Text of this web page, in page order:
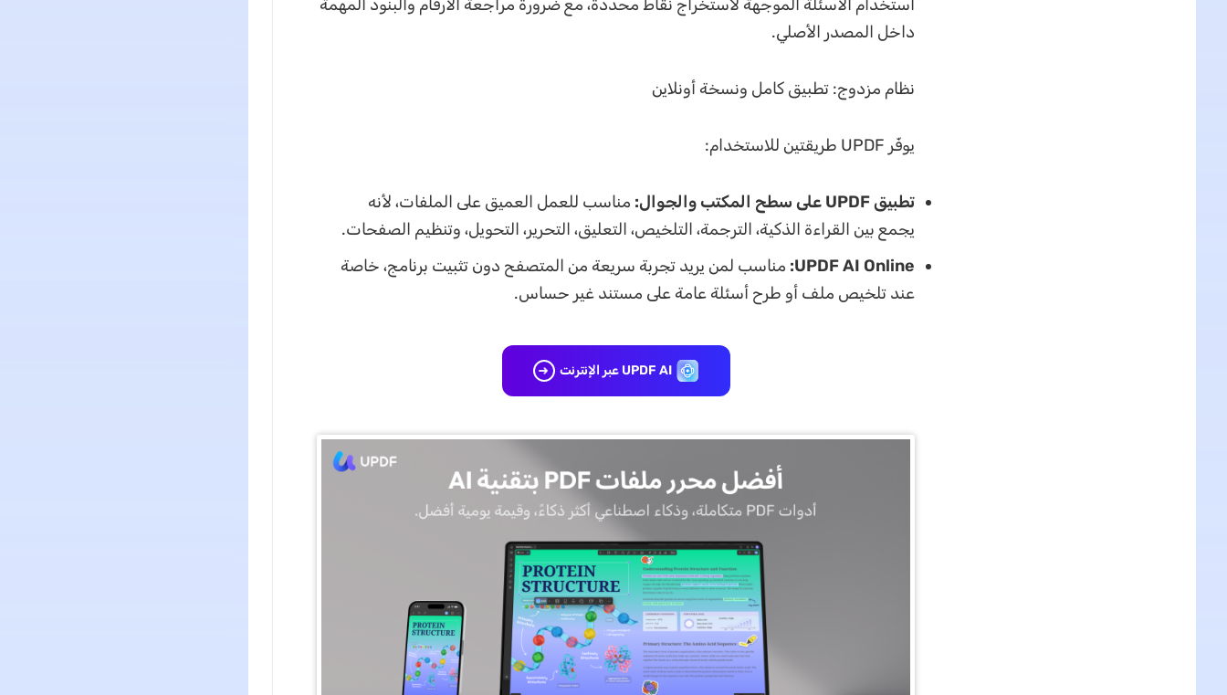
استخدام الأسئلة الموجهة لاستخراج نقاط محددة، مع ضرورة مراجعة الأرقام والبنود المهمة
داخل المصدر الأصلي.
نظام مزدوج: تطبيق كامل ونسخة أونلاين
يوفّر UPDF طريقتين للاستخدام:
تطبيق UPDF على سطح المكتب والجوال:
مناسب للعمل العميق على الملفات، لأنه
يجمع بين القراءة الذكية، الترجمة، التلخيص، التعليق، التحرير، التحويل، وتنظيم الصفحات.
UPDF AI Online: مناسب لمن يريد تجربة سريعة من المتصفح دون تثبيت برنامج، خاصة
عند تلخيص ملف أو طرح أسئلة عامة على مستند غير حساس.
UPDF AI عبر الإنترنت